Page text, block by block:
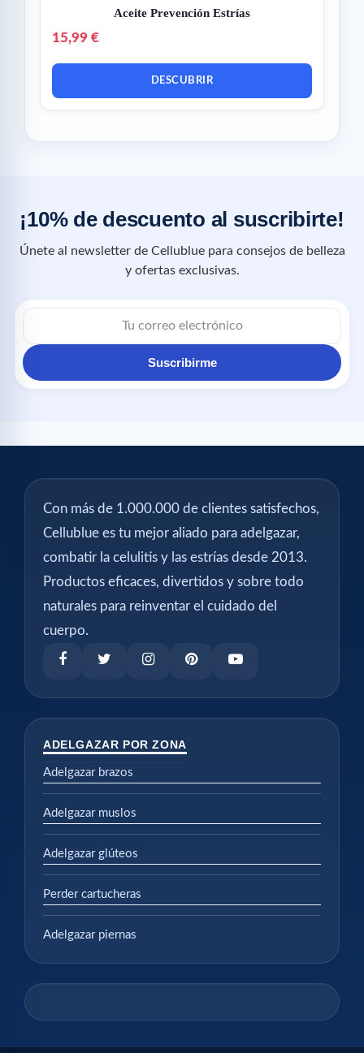
Aceite Prevención Estrías
15,99 €
DESCUBRIR
¡10% de descuento al suscribirte!
Únete al newsletter de Cellublue para consejos de belleza
y ofertas exclusivas.
Suscribirme
Con más de 1.000.000 de clientes satisfechos,
Cellublue es tu mejor aliado para adelgazar,
combatir la celulitis y las estrías desde 2013.
Productos eficaces, divertidos y sobre todo
naturales para reinventar el cuidado del
cuerpo.
ADELGAZAR POR ZONA
Adelgazar brazos
Adelgazar muslos
Adelgazar glúteos
Perder cartucheras
Adelgazar piernas